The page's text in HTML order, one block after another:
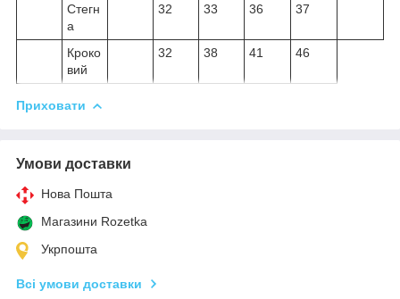
Стегн
а
32 33 36 37
Кроко
вий
32 38 41 46
Приховати
Умови доставки
Нова Пошта
Магазини Rozetka
Укрпошта
Всі умови доставки